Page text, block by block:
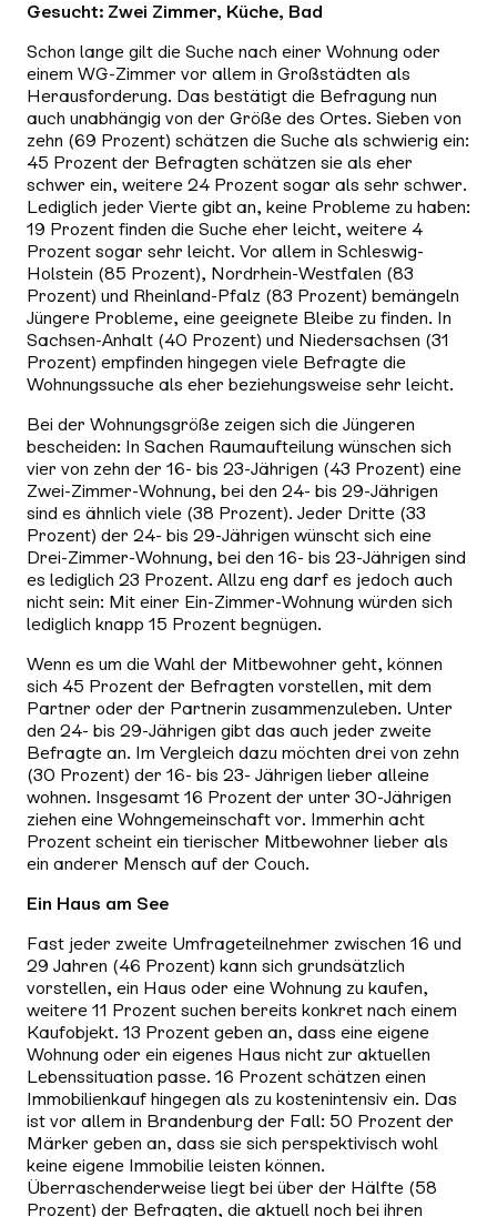
Gesucht: Zwei Zimmer, Küche, Bad
Schon lange gilt die Suche nach einer Wohnung oder
einem WG-Zimmer vor allem in Großstädten als
Herausforderung. Das bestätigt die Befragung nun
auch unabhängig von der Größe des Ortes. Sieben von
zehn (69 Prozent) schätzen die Suche als schwierig ein:
45 Prozent der Befragten schätzen sie als eher
schwer ein, weitere 24 Prozent sogar als sehr schwer.
Lediglich jeder Vierte gibt an, keine Probleme zu haben:
19 Prozent finden die Suche eher leicht, weitere 4
Prozent sogar sehr leicht. Vor allem in Schleswig-
Holstein (85 Prozent), Nordrhein-Westfalen (83
Prozent) und Rheinland-Pfalz (83 Prozent) bemängeln
Jüngere Probleme, eine geeignete Bleibe zu finden. In
Sachsen-Anhalt (40 Prozent) und Niedersachsen (31
Prozent) empfinden hingegen viele Befragte die
Wohnungssuche als eher beziehungsweise sehr leicht.
Bei der Wohnungsgröße zeigen sich die Jüngeren
bescheiden: In Sachen Raumaufteilung wünschen sich
vier von zehn der 16- bis 23-Jährigen (43 Prozent) eine
Zwei-Zimmer-Wohnung, bei den 24- bis 29-Jährigen
sind es ähnlich viele (38 Prozent). Jeder Dritte (33
Prozent) der 24- bis 29-Jährigen wünscht sich eine
Drei-Zimmer-Wohnung, bei den 16- bis 23-Jährigen sind
es lediglich 23 Prozent. Allzu eng darf es jedoch auch
nicht sein: Mit einer Ein-Zimmer-Wohnung würden sich
lediglich knapp 15 Prozent begnügen.
Wenn es um die Wahl der Mitbewohner geht, können
sich 45 Prozent der Befragten vorstellen, mit dem
Partner oder der Partnerin zusammenzuleben. Unter
den 24- bis 29-Jährigen gibt das auch jeder zweite
Befragte an. Im Vergleich dazu möchten drei von zehn
(30 Prozent) der 16- bis 23- Jährigen lieber alleine
wohnen. Insgesamt 16 Prozent der unter 30-Jährigen
ziehen eine Wohngemeinschaft vor. Immerhin acht
Prozent scheint ein tierischer Mitbewohner lieber als
ein anderer Mensch auf der Couch.
Ein Haus am See
Fast jeder zweite Umfrageteilnehmer zwischen 16 und
29 Jahren (46 Prozent) kann sich grundsätzlich
vorstellen, ein Haus oder eine Wohnung zu kaufen,
weitere 11 Prozent suchen bereits konkret nach einem
Kaufobjekt. 13 Prozent geben an, dass eine eigene
Wohnung oder ein eigenes Haus nicht zur aktuellen
Lebenssituation passe. 16 Prozent schätzen einen
Immobilienkauf hingegen als zu kostenintensiv ein. Das
ist vor allem in Brandenburg der Fall: 50 Prozent der
Märker geben an, dass sie sich perspektivisch wohl
keine eigene Immobilie leisten können.
Überraschenderweise liegt bei über der Hälfte (58
Prozent) der Befragten, die aktuell noch bei ihren